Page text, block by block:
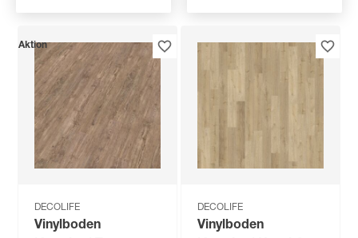
Aktion
DECOLIFE
Vinylboden
DECOLIFE
Vinylboden